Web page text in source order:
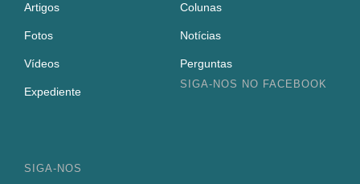
Artigos Colunas
Fotos Notícias
Vídeos Perguntas
Expediente
SIGA-NOS NO FACEBOOK
SIGA-NOS